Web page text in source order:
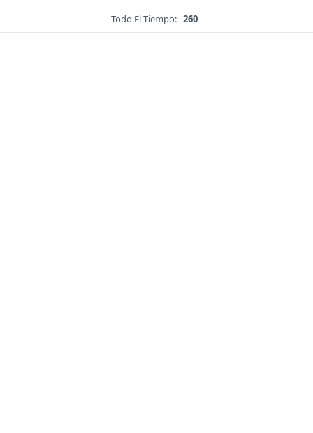
Todo El Tiempo: 260